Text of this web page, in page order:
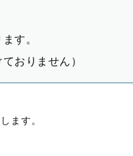
す。
おりません）
ます。